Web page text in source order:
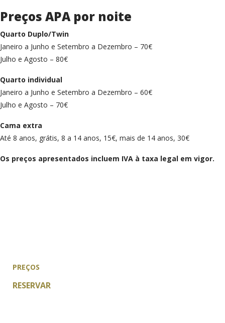
Preços APA por noite
Quarto Duplo/Twin
Janeiro a Junho e Setembro a Dezembro – 70€
Julho e Agosto – 80€
Quarto individual
Janeiro a Junho e Setembro a Dezembro – 60€
Julho e Agosto – 70€
Cama extra
Até 8 anos, grátis, 8 a 14 anos, 15€, mais de 14 anos, 30€
Os preços apresentados incluem IVA à taxa legal em vigor.
PREÇOS
RESERVAR